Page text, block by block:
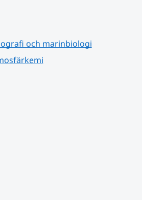
och marinbiologi
webbplats.
webbplats.